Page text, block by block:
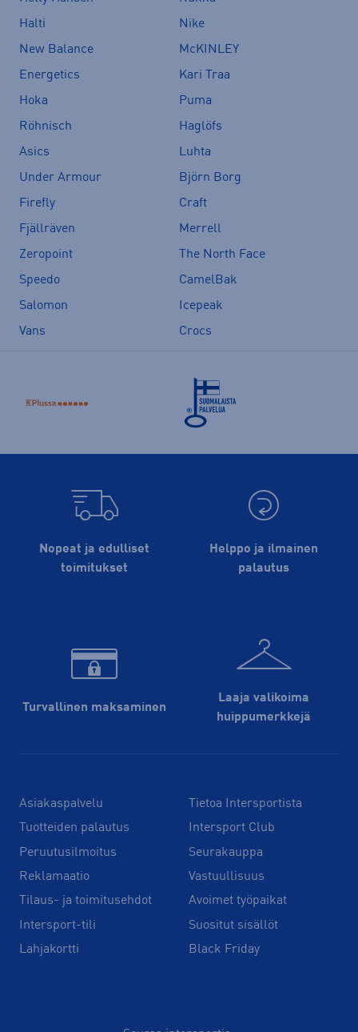
Halti
Nike
New Balance
McKINLEY
Energetics
Kari Traa
Hoka
Puma
Röhnisch
Haglöfs
Asics
Luhta
Under Armour
Björn Borg
Firefly
Craft
Fjällräven
Merrell
Zeropoint
The North Face
Speedo
CamelBak
Salomon
Icepeak
Vans
Crocs
Nopeat ja edulliset
toimitukset
Helppo ja ilmainen
palautus
Turvallinen maksaminen
Laaja valikoima
huippu­merkkejä
Asiakaspalvelu
Tuotteiden palautus
Peruutusilmoitus
Reklamaatio
Tilaus- ja toimitusehdot
Intersport-tili
Lahjakortti
Tietoa Intersportista
Intersport Club
Seurakauppa
Vastuullisuus
Avoimet työpaikat
Suositut sisällöt
Black Friday